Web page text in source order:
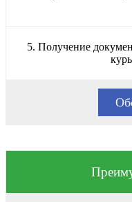
5. Получение